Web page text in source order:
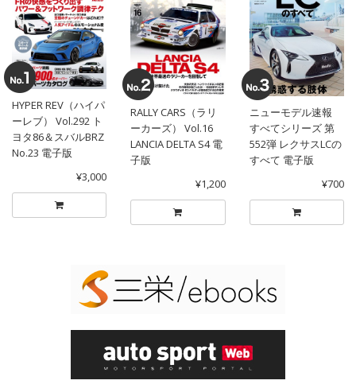
HYPER REV（ハイパ
ーレブ） Vol.292 ト
ヨタ86＆スバルBRZ
No.23 電子版
¥3,000
RALLY CARS（ラリ
ーカーズ） Vol.16
LANCIA DELTA S4 電
子版
¥1,200
ニューモデル速報
すべてシリーズ 第
552弾 レクサスLCの
すべて 電子版
¥700